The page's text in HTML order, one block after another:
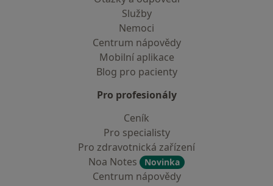
Služby
Nemoci
Centrum nápovědy
Mobilní aplikace
Blog pro pacienty
Pro profesionály
Ceník
Pro specialisty
Pro zdravotnická zařízení
Noa Notes
Novinka
Centrum nápovědy